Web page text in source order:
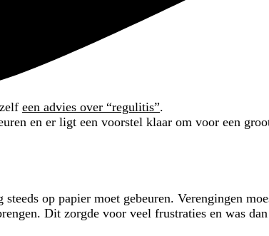
een advies over “regulitis”.
en er ligt een voorstel klaar om voor een
op papier moet gebeuren. Verengingen
Dit zorgde voor veel frustraties en was